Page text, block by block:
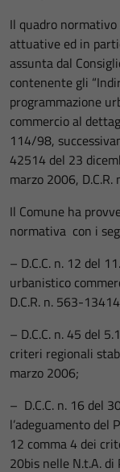
Il quadro
attuative ed in
assunta dal
contenente gli
programmazione
commercio al
114/98,
42514 del 23
marzo 2006,
Il Comune ha
normativa con i
– D.C.C. n. 12 del
urbanistico
D.C.R. n. 563-
– D.C.C. n. 45 del
criteri regionali
marzo 2006;
– D.C.C. n. 16 del
l’adeguamento del
12 comma 4 dei
20bis nelle N.t.A. di